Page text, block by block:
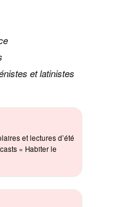
et latinistes
et lectures d’été
« Habiter le